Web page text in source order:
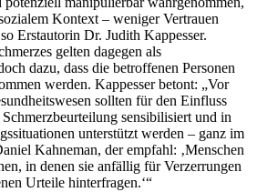
Kontext – weniger Vertrauen
Erstautorin Dr. Judith Kappesser.
gelten dagegen als
dazu, dass die betroffenen Personen
werden. Kappesser betont: „Vor
sollten für den Einfluss
sensibilisiert und in
unterstützt werden – ganz im
Kahneman, der empfahl: ‚Menschen
in denen sie anfällig für Verzerrungen
Urteile hinterfragen.‘“